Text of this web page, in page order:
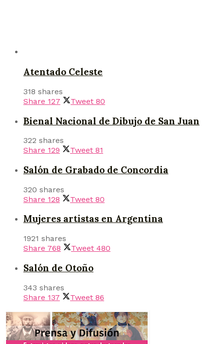
Atentado Celeste
318 shares
Share 127 Tweet 80
Bienal Nacional de Dibujo de San Juan
322 shares
Share 129 Tweet 81
Salón de Grabado de Concordia
320 shares
Share 128 Tweet 80
Mujeres artistas en Argentina
1921 shares
Share 768 Tweet 480
Salón de Otoño
343 shares
Share 137 Tweet 86